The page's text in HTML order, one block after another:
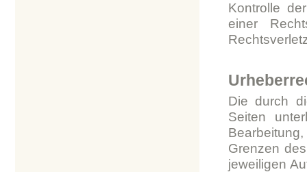
Kontrolle
einer
Die durch
Seiten
Grenzen
jeweiligen